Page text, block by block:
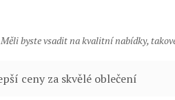
byste vsadit na kvalitní nabídky,
ceny za skvělé oblečení